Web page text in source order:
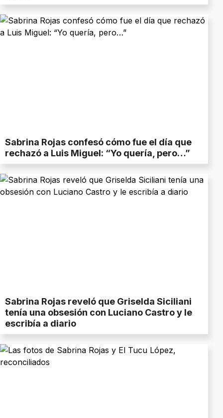
Sabrina Rojas confesó cómo fue el día que
rechazó a Luis Miguel: “Yo quería, pero…”
Sabrina Rojas reveló que Griselda Siciliani
tenía una obsesión con Luciano Castro y le
escribía a diario